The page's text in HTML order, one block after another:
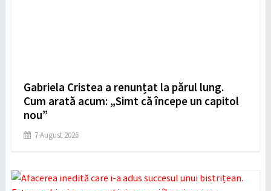
Gabriela Cristea a renunțat la părul lung.
Cum arată acum: „Simt că începe un capitol
nou”
7 August 2026